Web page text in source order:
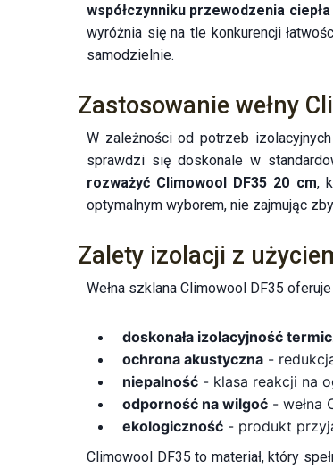
współczynniku przewodzenia ciepła
wyróżnia się na tle konkurencji
samodzielnie.
Zastosowanie wełny
W zależności od potrzeb
sprawdzi się doskonale w
rozważyć Climowool DF35 20 cm,
optymalnym wyborem, nie zajmując
Zalety izolacji z
Wełna szklana Climowool DF35
doskonała izolacyjność
ochrona akustyczna -
niepalność - klasa reakcji na
odporność na wilgoć - wełna
ekologiczność - produkt
Climowool DF35 to materiał, który